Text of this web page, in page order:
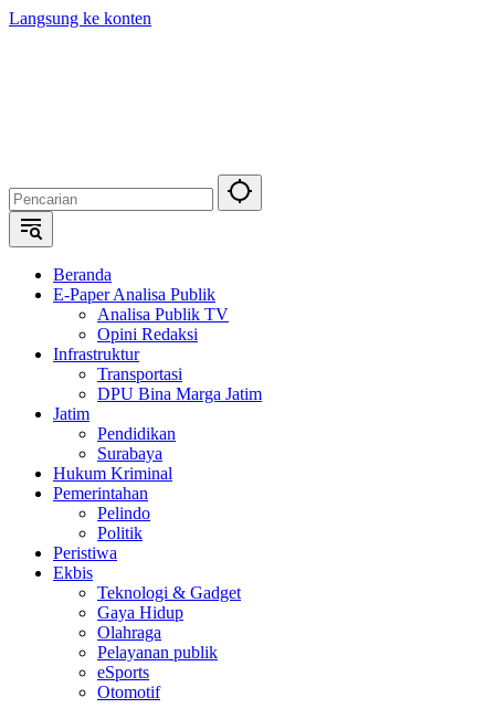
Langsung ke konten
Beranda
E-Paper Analisa Publik
Analisa Publik TV
Opini Redaksi
Infrastruktur
Transportasi
DPU Bina Marga Jatim
Jatim
Pendidikan
Surabaya
Hukum Kriminal
Pemerintahan
Pelindo
Politik
Peristiwa
Ekbis
Teknologi & Gadget
Gaya Hidup
Olahraga
Pelayanan publik
eSports
Otomotif